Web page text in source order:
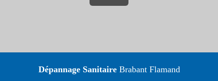
Dépannage SanitaireBrabant Flamand